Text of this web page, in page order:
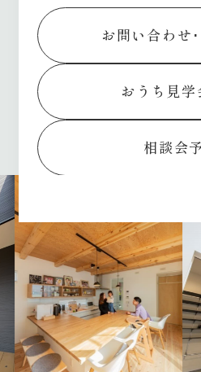
お問い合わせ
おうち見学
相談会